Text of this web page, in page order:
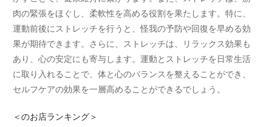
肉の緊張をほぐし、柔軟性を高める役割を果たします。特に、
運動前後にストレッチを行うと、怪我の予防や回復を早める効
果が期待できます。さらに、ストレッチは、リラックス効果も
あり、心の安定にも寄与します。運動とストレッチを日常生活
に取り入れることで、体と心のバランスを整えることができ、
セルフケアの効果を一層高めることができるでしょう。
＜のお店ランキング＞